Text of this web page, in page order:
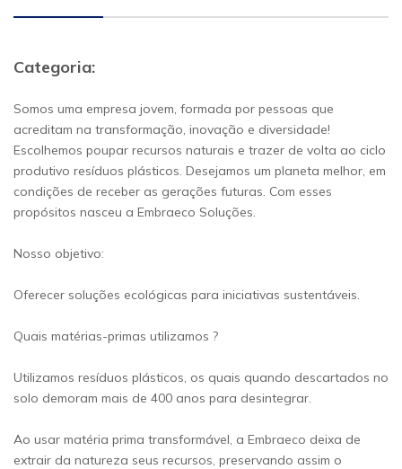
Categoria:
Somos uma empresa jovem, formada por pessoas que
acreditam na transformação, inovação e diversidade!
Escolhemos poupar recursos naturais e trazer de volta ao ciclo
produtivo resíduos plásticos. Desejamos um planeta melhor, em
condições de receber as gerações futuras. Com esses
propósitos nasceu a Embraeco Soluções.
Nosso objetivo:
Oferecer soluções ecológicas para iniciativas sustentáveis.
Quais matérias-primas utilizamos ?
Utilizamos resíduos plásticos, os quais quando descartados no
solo demoram mais de 400 anos para desintegrar.
Ao usar matéria prima transformável, a Embraeco deixa de
extrair da natureza seus recursos, preservando assim o